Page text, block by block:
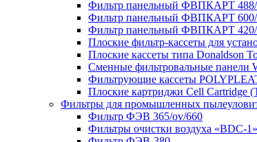
Фильтр панельный ФВПКАРТ 488/
Фильтр панельный ФВПКАРТ 600/
Фильтр панельный ФВПКАРТ 420/
Плоские фильтр-кассеты для
Плоские кассеты типа Donaldson
Сменные фильтровальные
Фильтрующие кассеты
Плоские картриджи Cell
Фильтры для промышленных
Фильтр ФЭВ 365/ov/660
Фильтры очистки воздуха